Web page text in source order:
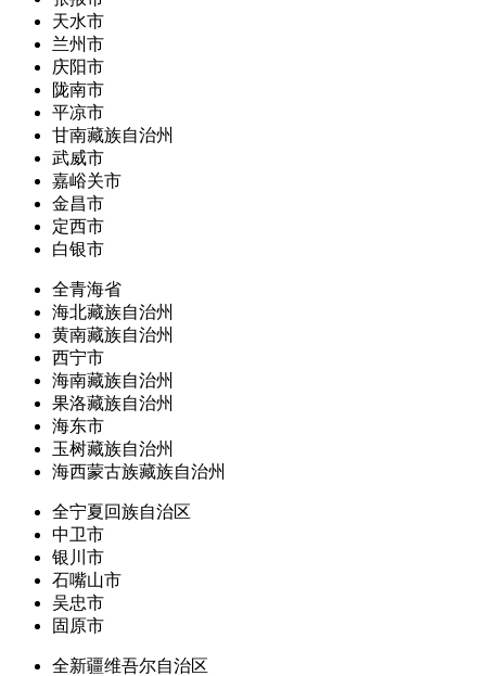
天水市
兰州市
庆阳市
陇南市
平凉市
甘南藏族自治州
武威市
嘉峪关市
金昌市
定西市
白银市
全青海省
海北藏族自治州
黄南藏族自治州
西宁市
海南藏族自治州
果洛藏族自治州
海东市
玉树藏族自治州
海西蒙古族藏族自治州
全宁夏回族自治区
中卫市
银川市
石嘴山市
吴忠市
固原市
全新疆维吾尔自治区